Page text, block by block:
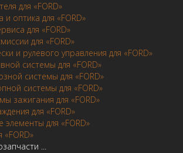
для «FORD»
и оптика для «FORD»
для «FORD»
для «FORD»
и рулевого управления для «FORD»
системы для «FORD»
системы для «FORD»
системы для «FORD»
зажигания для «FORD»
для «FORD»
для «FORD»
«FORD»
...